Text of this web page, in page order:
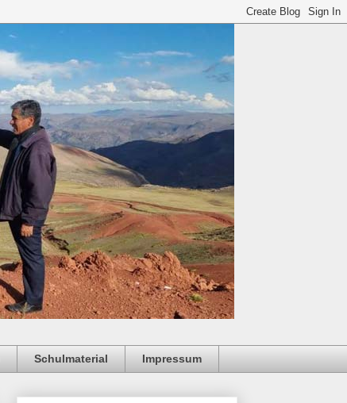
Schulmaterial Impressum